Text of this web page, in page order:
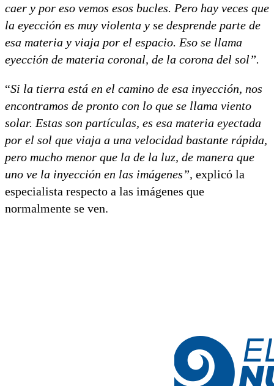
caer y por eso vemos esos bucles. Pero hay veces que
la eyección es muy violenta y se desprende parte de
esa materia y viaja por el espacio. Eso se llama
eyección de materia coronal, de la corona del sol”.
“Si la tierra está en el camino de esa inyección, nos
encontramos de pronto con lo que se llama viento
solar. Estas son partículas, es esa materia eyectada
por el sol que viaja a una velocidad bastante rápida,
pero mucho menor que la de la luz, de manera que
uno ve la inyección en las imágenes”, explicó la
especialista respecto a las imágenes que
normalmente se ven.